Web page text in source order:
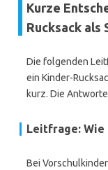
Kurze
Rucksack als
Die folgenden
ein Kinder-
kurz. Die
Leitfrage: Wie
Bei